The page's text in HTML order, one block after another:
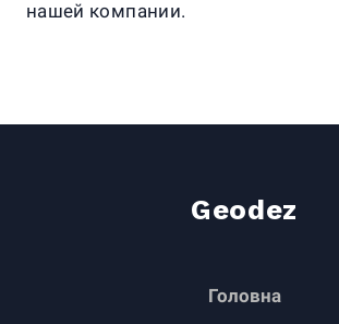
нашей компании.
Geodez
Головна